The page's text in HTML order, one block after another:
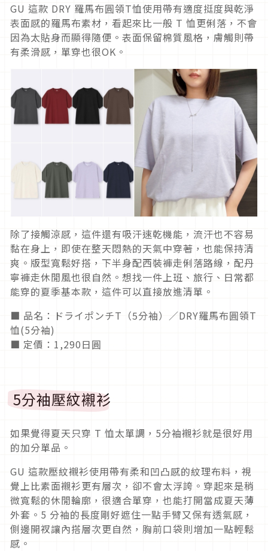
GU 這款 DRY 羅馬布圓領T恤使用帶有適度挺度與乾淨
表面感的羅馬布素材，看起來比一般 T 恤更俐落，不會
因為太貼身而顯得隨便。表面保留棉質風格，膚觸則帶
有柔滑感，單穿也很OK。
除了接觸涼感，這件還有吸汗速乾機能，流汗也不容易
黏在身上，即使在整天悶熱的天氣中穿著，也能保持清
爽。版型寬鬆好搭，下半身配西裝褲走俐落路線，配丹
寧褲走休閒風也很自然。想找一件上班、旅行、日常都
能穿的夏季基本款，這件可以直接放進清單。
■ 品名：ドライポンチT（5分袖）／DRY羅馬布圓領T
恤(5分袖)
■ 定價：1,290日圓
5分袖壓紋襯衫
如果覺得夏天只穿 T 恤太單調，5分袖襯衫就是很好用
的加分單品。
GU 這款壓紋襯衫使用帶有柔和凹凸感的紋理布料，視
覺上比素面襯衫更有層次，卻不會太浮誇。穿起來是稍
微寬鬆的休閒輪廓，很適合單穿，也能打開當成夏天薄
外套。5 分袖的長度剛好遮住一點手臂又保有透氣感，
側邊開衩讓內搭層次更自然，胸前口袋則增加一點輕鬆
感。